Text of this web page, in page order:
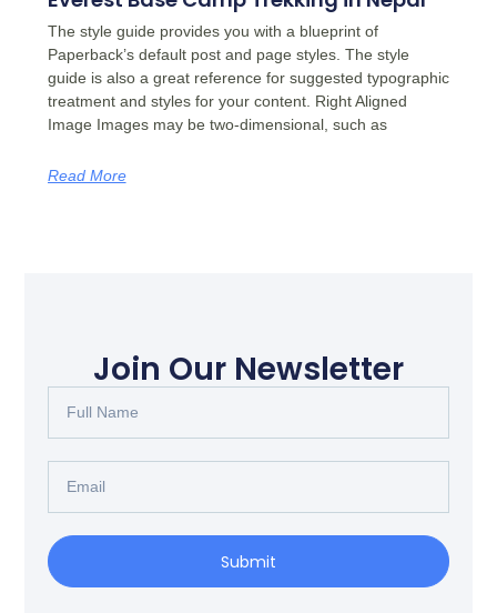
The style guide provides you with a blueprint of
Paperback’s default post and page styles. The style
guide is also a great reference for suggested typographic
treatment and styles for your content. Right Aligned
Image Images may be two-dimensional, such as
Read More
Join Our Newsletter
Submit